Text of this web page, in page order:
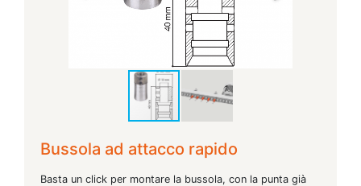
Bussola ad attacco rapido
Basta un click per montare la bussola, con la punta già